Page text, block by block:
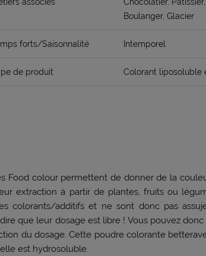
associés
Chocolatier,
Boulanger, Glacier
forts/Saisonnalité Intemporel
de produit Colorant liposoluble
Food colour permettent de donner de la
extraction à partir de plantes, fruits ou
colorants/additifs et ne sont donc pas
que leur dosage est libre ! Vous pouvez
du dosage. Cette poudre colorante
est hydrosoluble.